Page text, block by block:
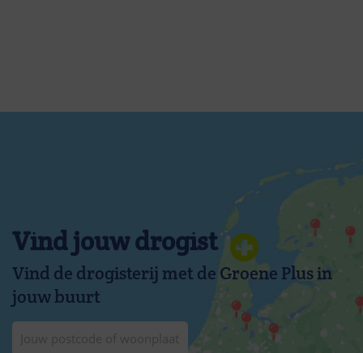
Vind jouw drogist
Vind de drogisterij met de Groene Plus in
jouw buurt